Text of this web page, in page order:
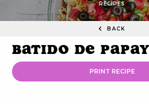
RECIPES
BACK
Batido de
PRINT RECIPE